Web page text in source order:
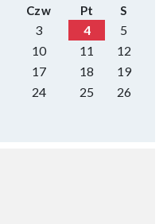
Czw Pt S
3 4
5
10 11
12
17 18
19
24 25
26